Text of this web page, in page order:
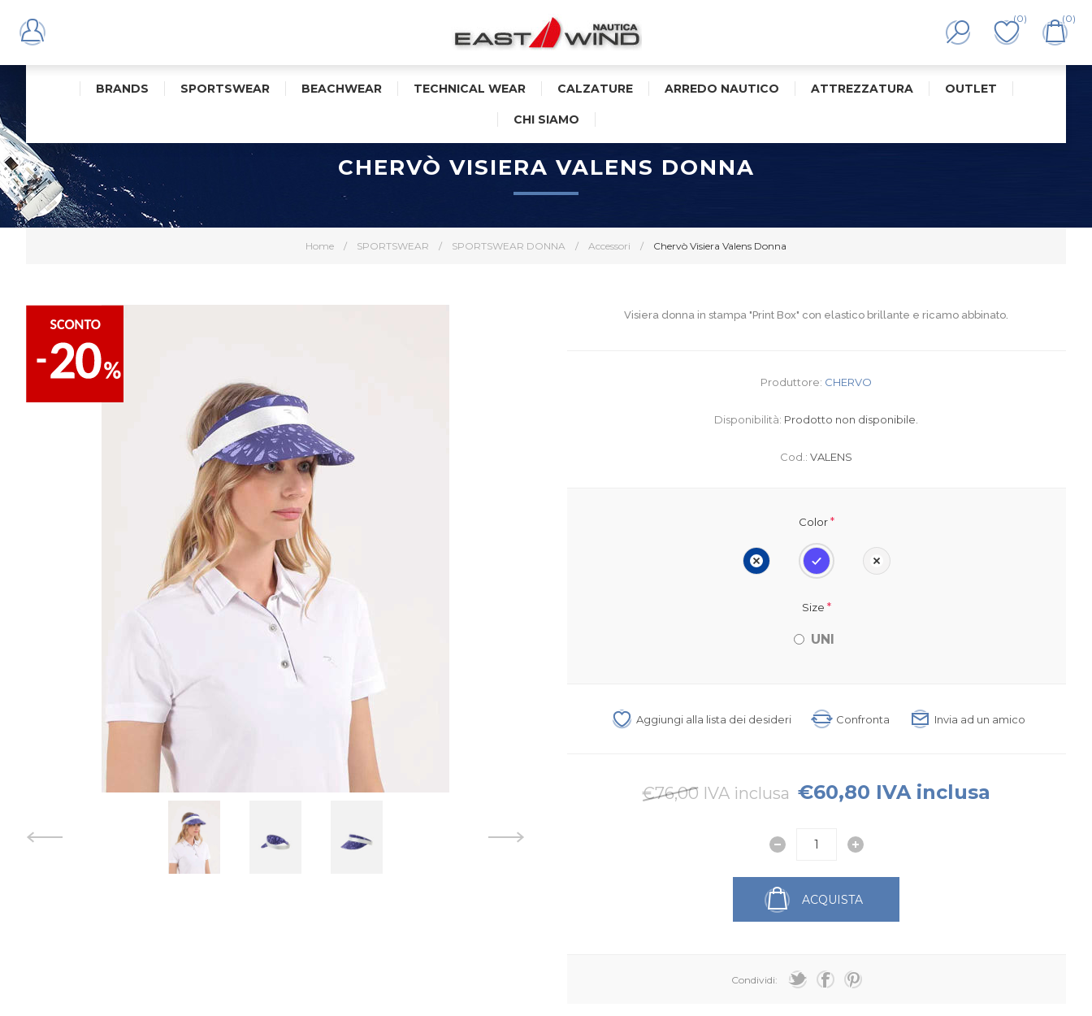
(0) (0)
BRANDS SPORTSWEAR BEACHWEAR TECHNICAL WEAR CALZATURE ARREDO NAUTICO ATTREZZATURA OUTLET
CHI SIAMO
Home / SPORTSWEAR / SPORTSWEAR DONNA / Accessori / Chervò Visiera Valens Donna
CHERVÒ VISIERA VALENS DONNA
Visiera donna in stampa "Print Box" con elastico brillante e ricamo abbinato.
Produttore: CHERVO
Disponibilità: Prodotto non disponibile.
Cod.: VALENS
Color*
Size *
UNI
Aggiungi alla lista dei desideri Confronta Invia ad un amico
€76,00 IVA inclusa €60,80 IVA inclusa
ACQUISTA
Condividi: